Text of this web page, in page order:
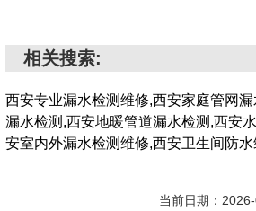
相关搜索:
西安专业漏水检测维修,西安家庭管网
漏水检测,西安地暖管道漏水检测,西安
安室内外漏水检测维修,西安卫生间防
当前日期：